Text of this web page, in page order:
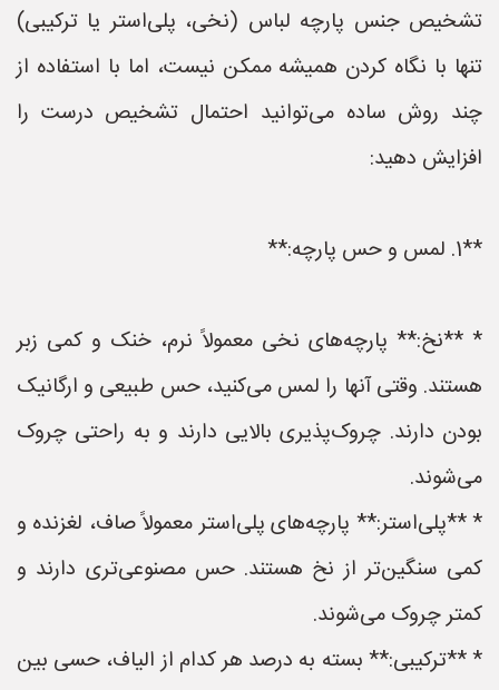
تشخیص جنس پارچه لباس (نخی، پلی‌استر یا ترکیبی)
تنها با نگاه کردن همیشه ممکن نیست، اما با استفاده از
چند روش ساده می‌توانید احتمال تشخیص درست را
افزایش دهید:
**1. لمس و حس پارچه:**
* **نخ:** پارچه‌های نخی معمولاً نرم، خنک و کمی زبر
هستند. وقتی آنها را لمس می‌کنید، حس طبیعی و ارگانیک
بودن دارند. چروک‌پذیری بالایی دارند و به راحتی چروک
می‌شوند.
* **پلی‌استر:** پارچه‌های پلی‌استر معمولاً صاف، لغزنده و
کمی سنگین‌تر از نخ هستند. حس مصنوعی‌تری دارند و
کمتر چروک می‌شوند.
* **ترکیبی:** بسته به درصد هر کدام از الیاف، حسی بین